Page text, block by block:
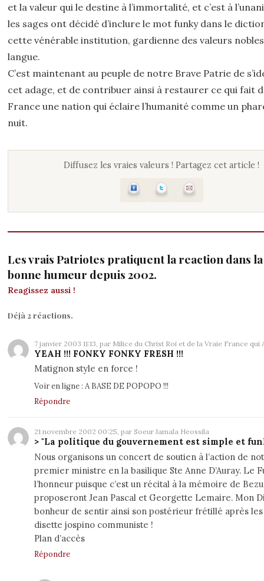
et la valeur qui le destine à l’immortalité, et c’est à
les sages ont décidé d’inclure le mot funky dans le
cette vénérable institution, gardienne des valeurs
langue.
C’est maintenant au peuple de notre Brave Patrie de
cet adage, et de contribuer ainsi à restaurer ce qui fait
France une nation qui éclaire l’humanité comme un
nuit.
Diffusez les vraies valeurs ! Partagez cet article !
Les vrais Patriotes pratiquent la reaction dans
bonne humeur depuis 2002.
Reagissez aussi !
Déjà 2 réactions.
7 janvier 2003 11:13, par Milice du Christ Roi et de la Vraie France qui
YEAH !!! FONKY FONKY FRESH !!!
Matignon style en force !
Voir en ligne : A BASE DE POPOPO !!!
Répondre
21 novembre 2002 00:25, par Soeur Jamala Heossila
> "La politique du gouvernement est simple et
Nous organisons un concert de soutien à l’action de
premier ministre en la basilique Ste Anne D’Auray. Le
l’honneur puisque c’est un récital à la mémoire de
proposeront Jean Pascal et Georgette Lemaire. Mon
bonheur de sentir ainsi son postérieur frétillé après les
disette jospino communiste !
Plan d’accès
Répondre